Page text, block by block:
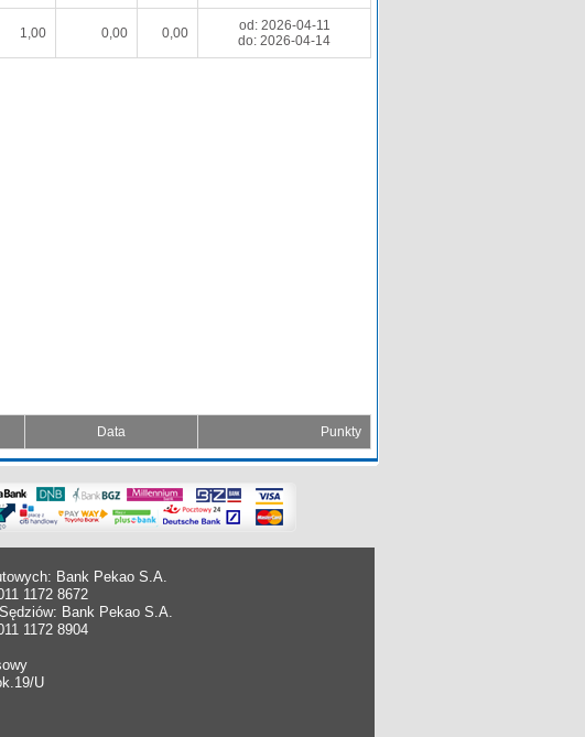
1,00 0,00 0,00
od: 2026-04-11
do: 2026-04-14
Data Punkty
Bank Pekao S.A.
1172 8672
Bank Pekao S.A.
1172 8904
U